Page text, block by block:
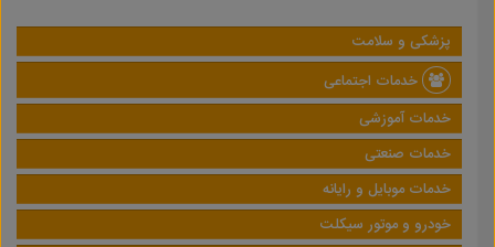
پزشکی و سلامت
خدمات اجتماعی
خدمات آموزشی
خدمات صنعتی
خدمات موبایل و رایانه
خودرو و موتور سیکلت